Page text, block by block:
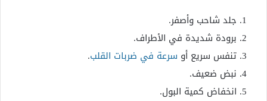
جلد شاحب وأصفر.
برودة شديدة في الأطراف.
تنفس سريع أو سرعة في ضربات القلب.
نبض ضعيف.
انخفاض كمية البول.